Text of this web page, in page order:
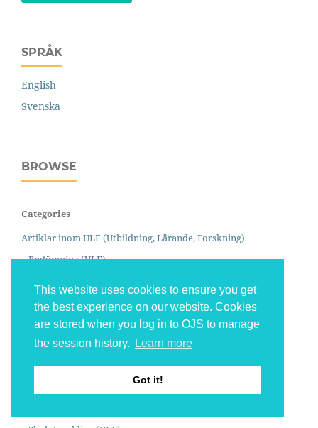
This website uses cookies to ensure you get
the best experience on our website. Cookies
are stored when you log in to OJS to manage
the session history.
Learn more
Got it!
SPRÅK
English
Svenska
BROWSE
Categories
Artiklar inom ULF (Utbildning, Lärande, Forskning)
Bedömning (ULF)
Flerspråkighet (ULF)
Förskola (ULF)
Fritidshem (ULF)
Lärares ledarskap (ULF)